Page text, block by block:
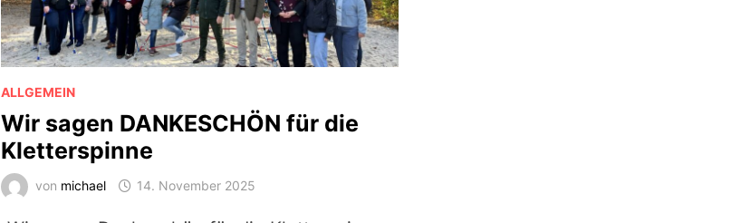
ALLGEMEIN
Wir sagen DANKESCHÖN für die
Kletterspinne
von michael 14. November 2025